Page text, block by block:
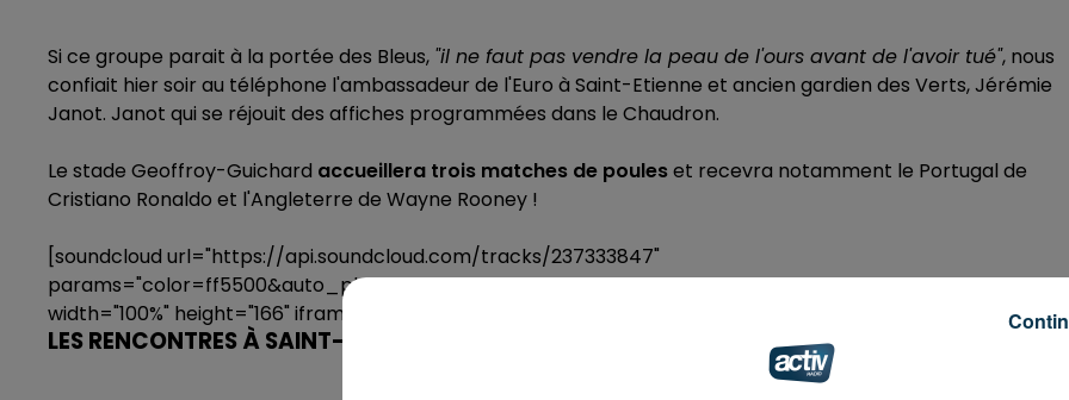
Si ce groupe parait à la portée des Bleus, "il ne faut pas vendre la peau de l'ours avant de l'avoir tué", nous
confiait hier soir au téléphone l'ambassadeur de l'Euro à Saint-Etienne et ancien gardien des Verts, Jérémie
Janot. Janot qui se réjouit des affiches programmées dans le Chaudron.
Le stade Geoffroy-Guichard accueillera trois matches de pouleset recevra notamment le Portugal de
Cristiano Ronaldo et l'Angleterre de Wayne Rooney !
[soundcloud url="https://api.soundcloud.com/tracks/237333847"
width="100%" height="166" iframe="true" /]
LES RENCONTRES À SAINT-ETIENNE